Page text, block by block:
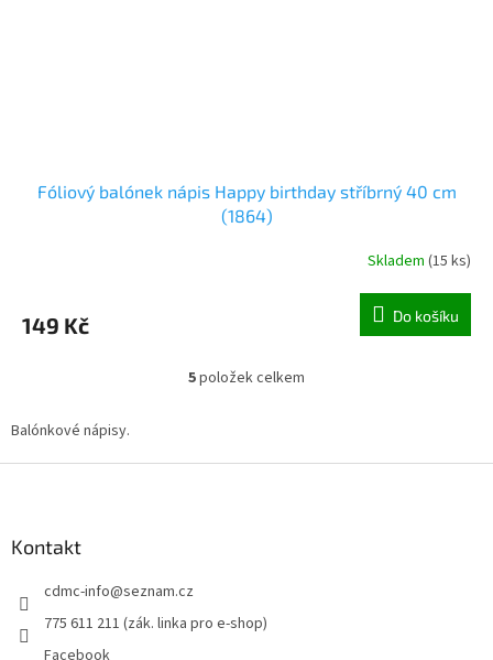
Fóliový balónek nápis Happy birthday stříbrný 40 cm
(1864)
Skladem (15 ks)
149 Kč Do košíku
O
d
k
y
5položek celkem
Balónkové nápisy.
Kontakt
cdmc-info@seznam.cz
775 611 211 (zák. linka pro e-shop)